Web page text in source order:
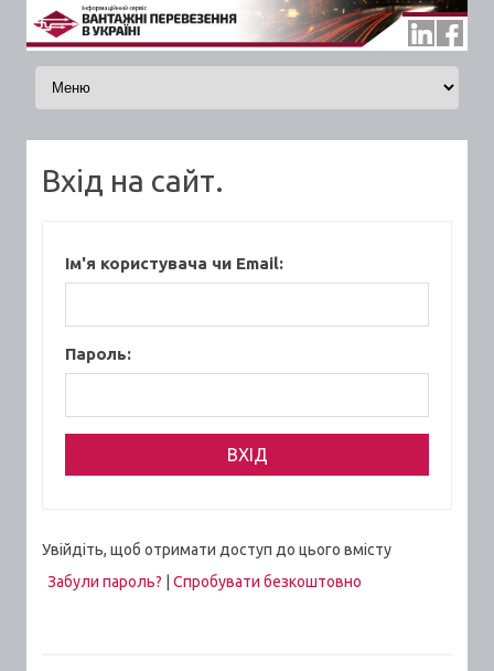
Skip to content
Вхід на сайт.
Ім'я користувача чи Email:
Пароль:
Увійдіть, щоб отримати доступ до цього вмісту
Забули пароль?
Спробувати безкоштовно